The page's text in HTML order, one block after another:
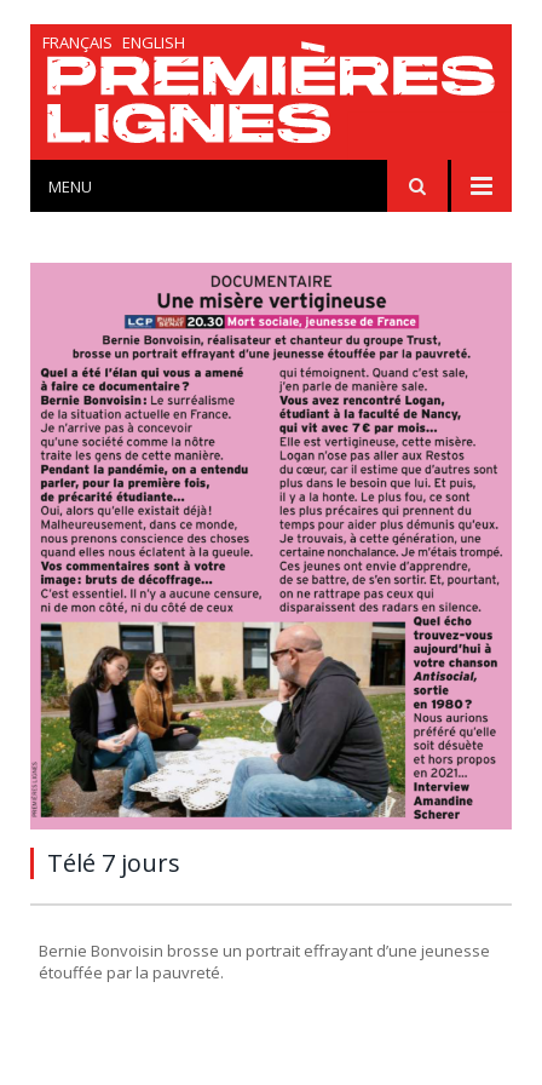
FRANÇAIS ENGLISH
MENU
Télé 7 jours
Bernie Bonvoisin brosse un portrait effrayant d’une jeunesse
étouffée par la pauvreté.